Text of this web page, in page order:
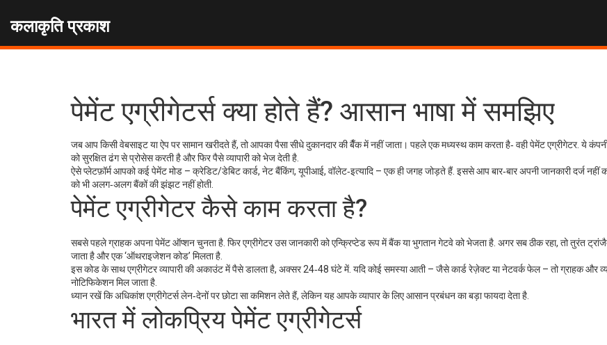
कलाकृति प्रकाश
पेमेंट एग्रीगेटर्स क्या होते हैं? आसान भाषा में समझिए
जब आप किसी वेबसाइट या ऐप पर सामान खरीदते हैं, तो आपका पैसा सीधे दुकानदार की बैँक में नहीं जाता। पहले एक मध्यस्थ काम करता है‑ वही पेमेंट एग्रीगेटर. ये
को सुरक्षित ढंग से प्रोसेस करती है और फिर पैसे व्यापारी को भेज देती है.
ऐसे प्लेटफ़ॉर्म आपको कई पेमेंट मोड – क्रेडिट/डेबिट कार्ड, नेट बैंकिंग, यूपीआई, वॉलेट‑इत्यादि – एक ही जगह जोड़ते हैं. इससे आप बार‑बार अपनी जानकारी दर्ज नहीं
को भी अलग‑अलग बैंकों की झंझट नहीं होती.
पेमेंट एग्रीगेटर कैसे काम करता है?
सबसे पहले ग्राहक अपना पेमेंट ऑप्शन चुनता है. फिर एग्रीगेटर उस जानकारी को एन्क्रिप्टेड रूप में बैंक या भुगतान गेटवे को भेजता है. अगर सब ठीक रहा, तो तुरंत
जाता है और एक ‘ऑथराइजेशन कोड’ मिलता है.
इस कोड के साथ एग्रीगेटर व्यापारी की अकाउंट में पैसे डालता है, अक्सर 24‑48 घंटे में. यदि कोई समस्या आती – जैसे कार्ड रेज़ेक्ट या नेटवर्क फेल – तो ग्राहक और
नोटिफिकेशन मिल जाता है.
ध्यान रखें कि अधिकांश एग्रीगेटर्स लेन‑देनों पर छोटा सा कमिशन लेते हैं, लेकिन यह आपके व्यापार के लिए आसान प्रबंधन का बड़ा फायदा देता है.
भारत में लोकप्रिय पेमेंट एग्रीगेटर्स